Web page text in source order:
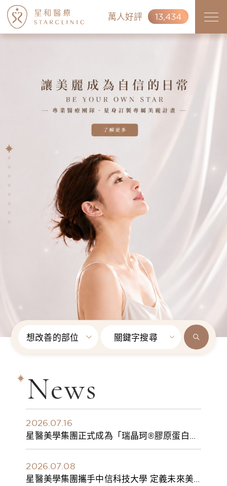
萬人好評 13,434
想改善的部位 關鍵字搜尋
News
2026.07.16
星醫美學集團正式成為「瑞晶珂®膠原蛋白植
入劑」台灣獨家總代理
2026.07.08
星醫美學集團攜手中信科技大學 定義未來美